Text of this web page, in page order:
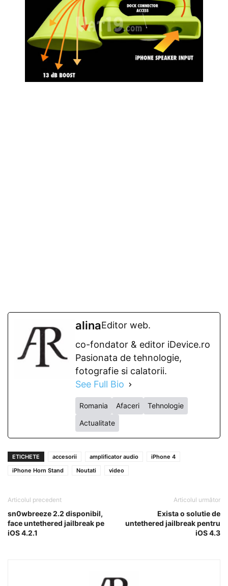
alinaEditor web.
co-fondator & editor iDevice.ro
Pasionata de tehnologie,
fotografie si calatorii.
See Full Bio
Romania Afaceri
Tehnologie
Actualitate
ETICHETE accesorii amplificator audio
iPhone 4
iPhone Horn Stand
Noutati video
Articolul precedent
sn0wbreeze 2.2 disponibil,
face untethered jailbreak pe
iOS 4.2.1
Articolul următor
Exista o solutie de
untethered jailbreak pentru
iOS 4.3